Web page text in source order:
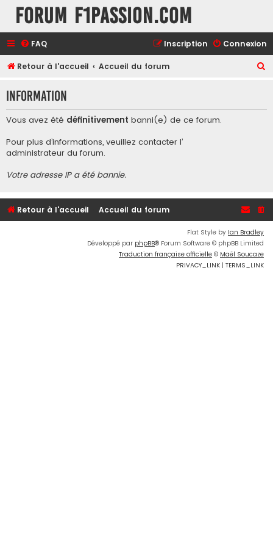
Forum F1Passion.com
FAQ Connexion
Inscription
Retour à l'accueil Accueil du forum
h
Information
Vous avez été définitivement banni(e) de ce forum.
Pour plus d’informations, veuillez contacter l’
administrateur du forum.
Votre adresse IP a été bannie.
Retour à l'accueil Accueil du forum
Flat Style by Ian Bradley
Développé par phpBB® Forum Software © phpBB Limited
Traduction française officielle © Maël Soucaze
PRIVACY_LINK | TERMS_LINK